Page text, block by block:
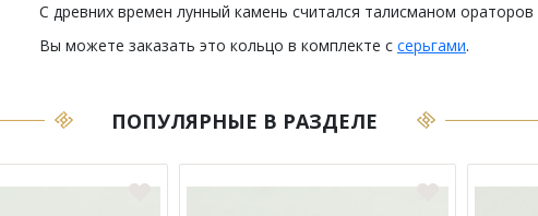
С древних времен лунный камень считался талисманом
Вы можете заказать это кольцо в комплекте с серьгами.
ПОПУЛЯРНЫЕ В РАЗДЕЛЕ